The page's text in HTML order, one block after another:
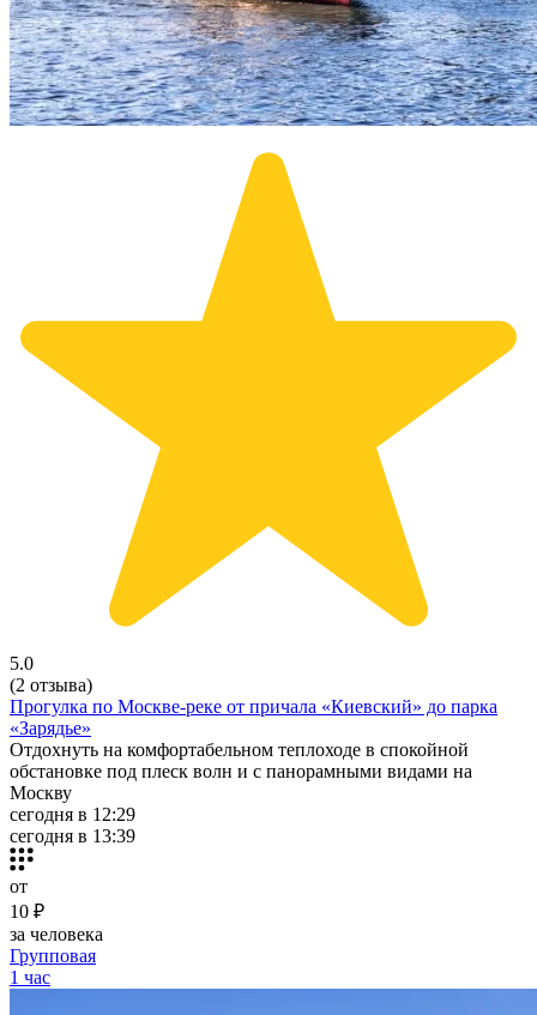
5.0
(2 отзыва)
Прогулка по Москве-реке от причала «Киевский» до парка
«Зарядье»
Отдохнуть на комфортабельном теплоходе в спокойной
обстановке под плеск волн и с панорамными видами на
Москву
сегодня в 12:29
сегодня в 13:39
от
10 ₽
за человека
Групповая
1 час